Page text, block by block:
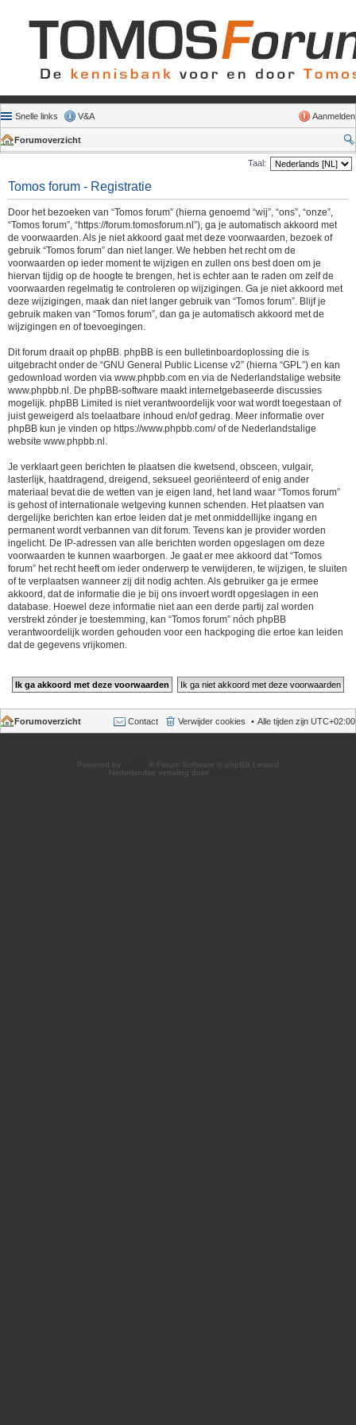
Snelle links V&A Aanmelden
Forumoverzicht
Taal:
Tomos forum - Registratie
Door het bezoeken van “Tomos forum” (hierna genoemd “wij”, “ons”, “onze”,
“Tomos forum”, “https://forum.tomosforum.nl”), ga je automatisch akkoord met
de voorwaarden. Als je niet akkoord gaat met deze voorwaarden, bezoek of
gebruik “Tomos forum” dan niet langer. We hebben het recht om de
voorwaarden op ieder moment te wijzigen en zullen ons best doen om je
hiervan tijdig op de hoogte te brengen, het is echter aan te raden om zelf de
voorwaarden regelmatig te controleren op wijzigingen. Ga je niet akkoord met
deze wijzigingen, maak dan niet langer gebruik van “Tomos forum”. Blijf je
gebruik maken van “Tomos forum”, dan ga je automatisch akkoord met de
wijzigingen en of toevoegingen.
Dit forum draait op phpBB. phpBB is een bulletinboardoplossing die is
uitgebracht onder de “GNU General Public License v2” (hierna “GPL”) en kan
gedownload worden via www.phpbb.com en via de Nederlandstalige website
www.phpbb.nl . De phpBB-software maakt internetgebaseerde discussies
mogelijk. phpBB Limited is niet verantwoordelijk voor wat wordt toegestaan of
juist geweigerd als toelaatbare inhoud en/of gedrag. Meer informatie over
phpBB kun je vinden op https://www.phpbb.com/of de Nederlandstalige
website www.phpbb.nl .
Je verklaart geen berichten te plaatsen die kwetsend, obsceen, vulgair,
lasterlijk, haatdragend, dreigend, seksueel georiënteerd of enig ander
materiaal bevat die de wetten van je eigen land, het land waar “Tomos forum”
is gehost of internationale wetgeving kunnen schenden. Het plaatsen van
dergelijke berichten kan ertoe leiden dat je met onmiddellijke ingang en
permanent wordt verbannen van dit forum. Tevens kan je provider worden
ingelicht. De IP-adressen van alle berichten worden opgeslagen om deze
voorwaarden te kunnen waarborgen. Je gaat er mee akkoord dat “Tomos
forum” het recht heeft om ieder onderwerp te verwijderen, te wijzigen, te sluiten
of te verplaatsen wanneer zij dit nodig achten. Als gebruiker ga je ermee
akkoord, dat de informatie die je bij ons invoert wordt opgeslagen in een
database. Hoewel deze informatie niet aan een derde partij zal worden
verstrekt zónder je toestemming, kan “Tomos forum” nóch phpBB
verantwoordelijk worden gehouden voor een hackpoging die ertoe kan leiden
dat de gegevens vrijkomen.
Forumoverzicht Alle tijden zijn UTC+02:00
Verwijder cookies
Contact
Powered by
® Forum Software © phpBB Limited
Nederlandse vertaling door